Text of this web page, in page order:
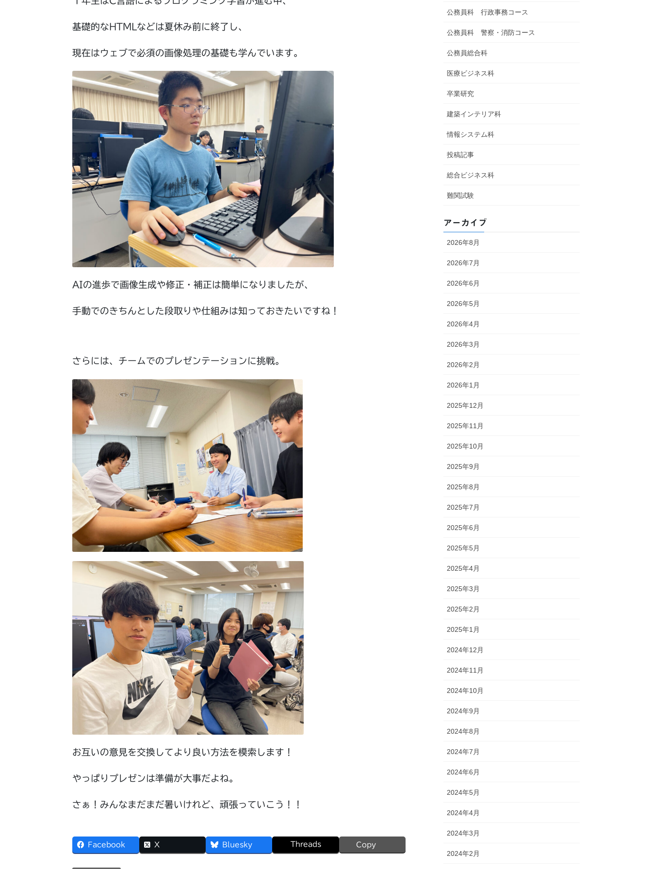
基礎的なHTMLなどは夏休み前に終了し、
現在はウェブで必須の画像処理の基礎も学んでいます。
AIの進歩で画像生成や修正・補正は簡単になりましたが、
手動でのきちんとした段取りや仕組みは知っておきたいですね！
さらには、チームでのプレゼンテーションに挑戦。
お互いの意見を交換してより良い方法を模索します！
やっぱりプレゼンは準備が大事だよね。
さぁ！みんなまだまだ暑いけれど、頑張っていこう！！
Facebook X Bluesky Threads Copy
公務員科 行政事務コース
公務員科 警察・消防コース
公務員総合科
医療ビジネス科
卒業研究
建築インテリア科
情報システム科
投稿記事
総合ビジネス科
難関試験
アーカイブ
2026年8月
2026年7月
2026年6月
2026年5月
2026年4月
2026年3月
2026年2月
2026年1月
2025年12月
2025年11月
2025年10月
2025年9月
2025年8月
2025年7月
2025年6月
2025年5月
2025年4月
2025年3月
2025年2月
2025年1月
2024年12月
2024年11月
2024年10月
2024年9月
2024年8月
2024年7月
2024年6月
2024年5月
2024年4月
2024年3月
2024年2月